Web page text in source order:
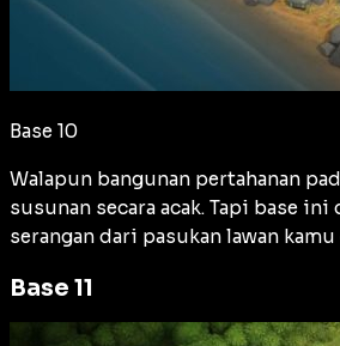
Base 10
Walapun bangunan pertahanan
susunan secara acak. Tapi base ini
serangan dari pasukan lawan
Base 11